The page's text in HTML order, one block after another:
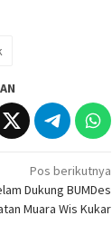
Pos berikutnya
Dukung BUMDes
Muara Wis Kukar